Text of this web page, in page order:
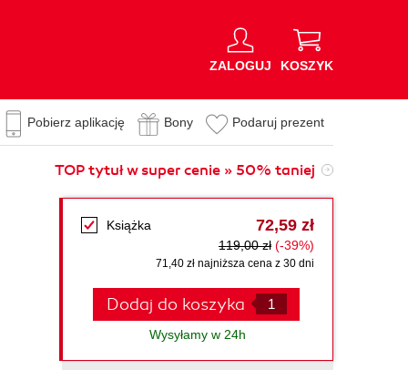
ZALOGUJ KOSZYK
Pobierz aplikację Bony Podaruj prezent
TOP tytuł w super cenie » 50% taniej
Książka 72,59 zł
119,00 zł (-39%)
71,40 zł najniższa cena z 30 dni
Dodaj do koszyka
Wysyłamy w 24h